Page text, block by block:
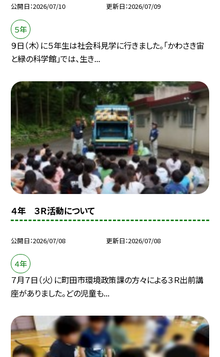
公開日 2026/07/10 更新日 2026/07/09
５年
９日（木）に５年生は社会科見学に行きました。「かわさき宙
と緑の科学館」では、生き...
４年 ３Ｒ活動について
公開日 2026/07/08 更新日 2026/07/08
４年
７月７日（火）に町田市環境政策課の方々による３Ｒ出前講
座がありました。どの児童も...